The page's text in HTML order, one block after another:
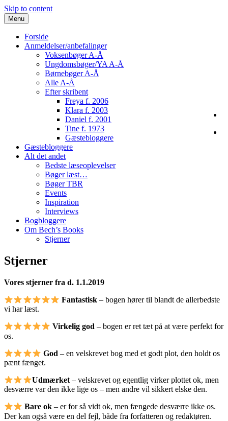
Skip to content
Menu
Forside
Anmeldelser/anbefalinger
Voksenbøger A-Å
Ungdomsbøger/YA A-Å
Børnebøger A-Å
Alle A-Å
Efter skribent
Freya f. 2006
Klara f. 2003
Daniel f. 2001
Tine f. 1973
Gæstebloggere
Gæstebloggere
Alt det andet
Bedste læseoplevelser
Bøger læst…
Bøger TBR
Events
Inspiration
Interviews
Bogbloggere
Om Bech’s Books
Stjerner
Bech's Books
Bogblog – Vi ♥ Bøger
Stjerner
Vores stjerner fra d. 1.1.2019
Fantastisk – bogen hører til blandt de allerbedste
vi har læst.
Virkelig god – bogen er ret tæt på at være perfekt for
os.
God – en velskrevet bog med et godt plot, den holdt os
pænt fænget.
Udmærket– velskrevet og egentlig virker plottet ok, men
desværre var den ikke lige os – men andre vil sikkert elske den.
Bare ok – er for så vidt ok, men fængede desværre ikke os.
Der kan også være en del fejl, både fra forfatteren og redaktøren.